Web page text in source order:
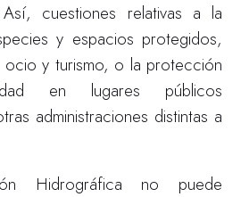
Así, cuestiones relativas a la
y espacios protegidos,
ocio y turismo, o la protección
en lugares públicos
administraciones distintas a
Hidrográfica no puede